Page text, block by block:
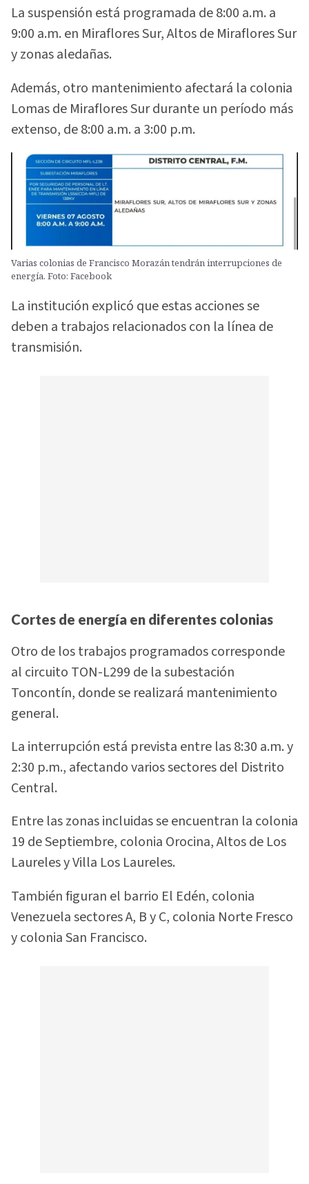
La suspensión está programada de 8:00 a.m. a
9:00 a.m. en Miraflores Sur, Altos de Miraflores Sur
y zonas aledañas.
Además, otro mantenimiento afectará la colonia
Lomas de Miraflores Sur durante un período más
extenso, de 8:00 a.m. a 3:00 p.m.
Varias colonias de Francisco Morazán tendrán interrupciones de
energía. Foto: Facebook
La institución explicó que estas acciones se
deben a trabajos relacionados con la línea de
transmisión.
Cortes de energía en diferentes colonias
Otro de los trabajos programados corresponde
al circuito TON-L299 de la subestación
Toncontín, donde se realizará mantenimiento
general.
La interrupción está prevista entre las 8:30 a.m. y
2:30 p.m., afectando varios sectores del Distrito
Central.
Entre las zonas incluidas se encuentran la colonia
19 de Septiembre, colonia Orocina, Altos de Los
Laureles y Villa Los Laureles.
También figuran el barrio El Edén, colonia
Venezuela sectores A, B y C, colonia Norte Fresco
y colonia San Francisco.